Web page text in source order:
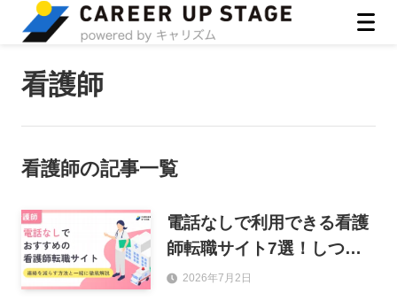
看護師
看護師の記事一覧
電話なしで利用できる看護
師転職サイト7選！しつこ
い連絡を減らす方法も解
2026年7月2日